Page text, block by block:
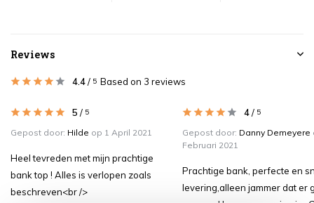
Reviews
4.4/ 5 Based on 3 reviews
5 / 5
Gepost door: Hilde op 1 April 2021
Heel tevreden met mijn prachtige
bank top ! Alles is verlopen zoals
beschreven<br />
4/ 5
Gepost door: Danny Demeyere
Februari 2021
Prachtige bank, perfecte en
levering,alleen jammer dat er